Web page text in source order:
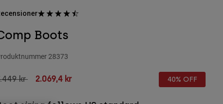
Boots
28373
reduced from
krto2.069,4 kr 40% OFF